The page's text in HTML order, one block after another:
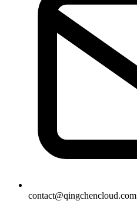
contact@qingchencloud.com